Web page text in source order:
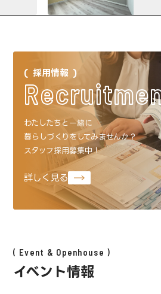
採用情報
わたしたちと一緒に
暮らしづくりをしてみませんか？
スタッフ採用募集中！
詳しく見る
Event & Openhouse
イベント情報